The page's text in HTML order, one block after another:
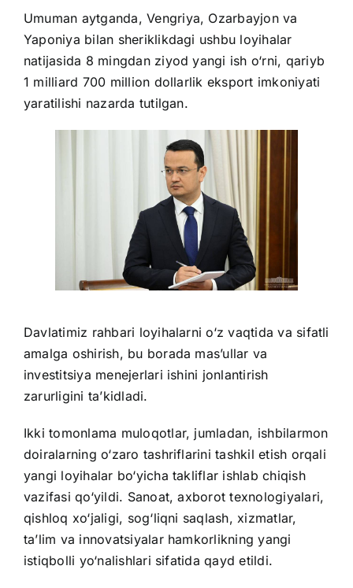
Umuman aytganda, Vengriya, Ozarbayjon va
Yaponiya bilan sheriklikdagi ushbu loyihalar
natijasida 8 mingdan ziyod yangi ish o‘rni, qariyb
1 milliard 700 million dollarlik eksport imkoniyati
yaratilishi nazarda tutilgan.
Davlatimiz rahbari loyihalarni o‘z vaqtida va sifatli
amalga oshirish, bu borada mas’ullar va
investitsiya menejerlari ishini jonlantirish
zarurligini ta’kidladi.
Ikki tomonlama muloqotlar, jumladan, ishbilarmon
doiralarning o‘zaro tashriflarini tashkil etish orqali
yangi loyihalar bo‘yicha takliflar ishlab chiqish
vazifasi qo‘yildi. Sanoat, axborot texnologiyalari,
qishloq xo‘jaligi, sog‘liqni saqlash, xizmatlar,
ta’lim va innovatsiyalar hamkorlikning yangi
istiqbolli yo‘nalishlari sifatida qayd etildi.